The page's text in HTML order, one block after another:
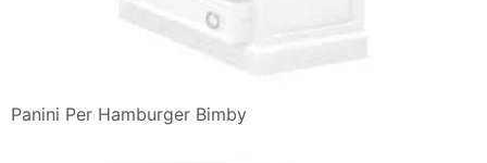
Panini Per Hamburger Bimby